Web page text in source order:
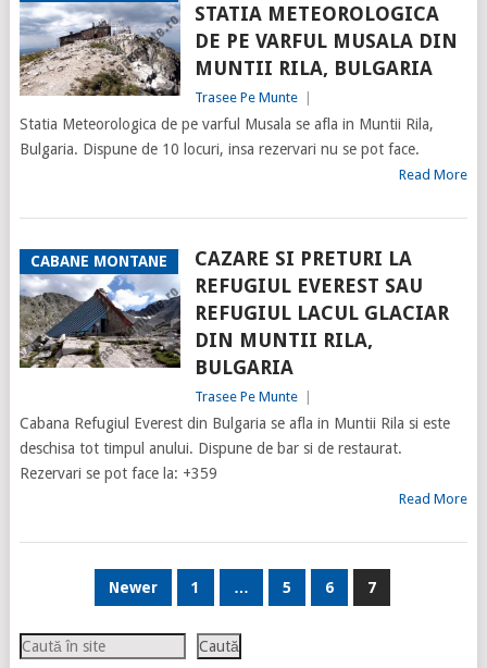
STATIA METEOROLOGICA
DE PE VARFUL MUSALA DIN
MUNTII RILA, BULGARIA
Trasee Pe Munte
Statia Meteorologica de pe varful Musala se afla in Muntii Rila,
Bulgaria. Dispune de 10 locuri, insa rezervari nu se pot face.
Read More
CABANE MONTANE
CAZARE SI PRETURI LA
REFUGIUL EVEREST SAU
REFUGIUL LACUL GLACIAR
DIN MUNTII RILA,
BULGARIA
Trasee Pe Munte
Cabana Refugiul Everest din Bulgaria se afla in Muntii Rila si este
deschisa tot timpul anului. Dispune de bar si de restaurat.
Rezervari se pot face la: +359
Read More
PAGINAȚIE
Newer 1 … 5 6 7
Caută Caută